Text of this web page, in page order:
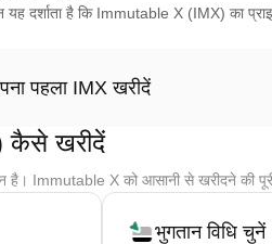
यह दर्शाता है कि Immutable X (IMX) का
पहला IMX खरीदें
कैसे खरीदें
है। Immutable X को आसानी से खरीदने की
भुगतान विधि चुनें